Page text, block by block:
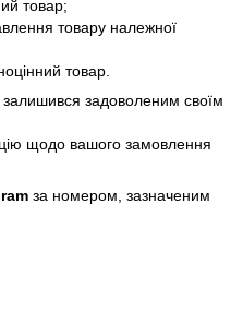
товар;
товару належної
товар.
задоволеним своїм
щодо вашого замовлення
за номером, зазначеним